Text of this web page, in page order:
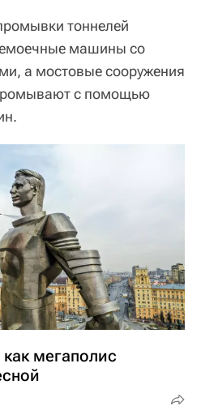
тоннелей
машины со
а мостовые сооружения
с помощью
мегаполис